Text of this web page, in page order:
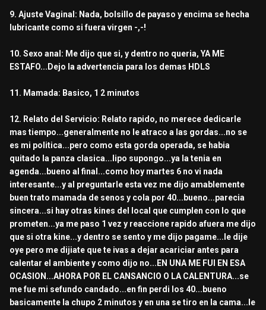
9. Ajuste Vaginal: Nada, bolsillo de payaso y encima se hecha
lubricante como si fuera virgen -,-!
10. Sexo anal: Me dijo que si, y dentro no queria, YA ME
ESTAFO...Dejo la advertencia para los demas HDLS
11. Mamada: Basico, 1 2 minutos
12. Relato del Servicio: Relato rapido, no merece dedicarle
mas tiempo...generalmente no le atraco a las gordas...no se
es mi politica...pero como esta gorda operada, se habia
quitado la panza clasica...lipo supongo...ya la tenia en
agenda...bueno al final...como hoy martes 6 no vi nada
interesante...y al preguntarle esta vez me dijo amablemente
buen trato mamada de senos y cola por 40...bueno...parecia
sincera...si hay otras kines del local que cumplen con lo que
prometen...ya me paso 1 vez y reaccione rapido afuera me dijo
que si otra kine...y dentro se sento y me dijo pagame...le dije
oye pero me dijiate que te ivas a dejar acariciar antes para
calentar el ambiente y como dijo no...EN UNA ME FUI EN ESA
OCASION...AHORA POR EL CANSANCIO O LA CALENTURA...se
me fue mi sefundo candado...en fin perdi los 40...bueno
basicamente la chupo 2 minutos y en una se tiro en la cama...le